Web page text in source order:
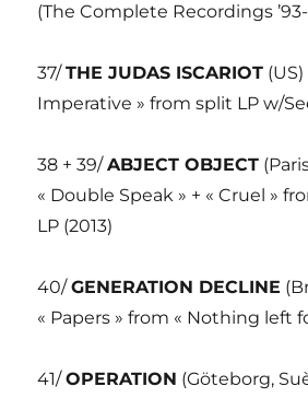
(The Complete Recordings ’93-
37/THE JUDAS ISCARIOT
Imperative » from split LP w/
38 + 39/ABJECT OBJECT
« Double Speak » + « Cruel »
LP (2013)
40/GENERATION DECLINE
« Papers » from « Nothing left
41/OPERATION (Göteborg,